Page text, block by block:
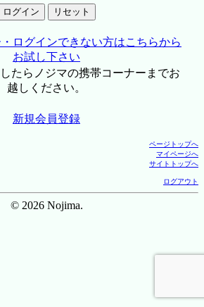
ログインできない方はこちらから
お試し下さい
たらノジマの携帯コーナーまでお
越しください。
新規会員登録
ページトップへ
マイページへ
サイトトップへ
ログアウト
© 2026 Nojima.